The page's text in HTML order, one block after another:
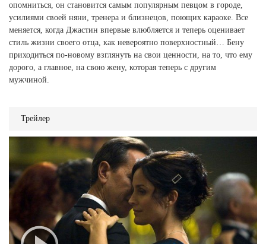
опомниться, он становится самым популярным певцом в городе,
усилиями своей няни, тренера и близнецов, поющих караоке. Все
меняется, когда Джастин впервые влюбляется и теперь оценивает
стиль жизни своего отца, как невероятно поверхностный… Бену
приходиться по-новому взглянуть на свои ценности, на то, что ему
дорого, а главное, на свою жену, которая теперь с другим
мужчиной.
Трейлер